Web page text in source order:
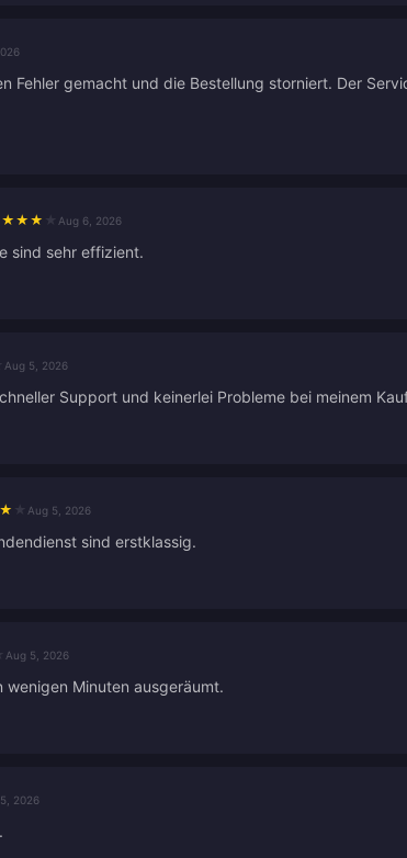
Fehler gemacht und die Bestellung storniert. Der
★ ★ ★ Aug 6, 2026
sind sehr effizient.
Aug 5, 2026
Support und keinerlei Probleme bei meinem
★ Aug 5, 2026
sind erstklassig.
Aug 5, 2026
wenigen Minuten ausgeräumt.
2026